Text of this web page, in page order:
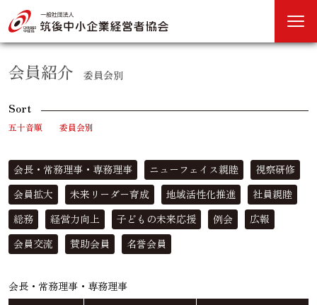
会員紹介 委員会別
会長・常務理事・専務理事 ニューフェイス親睦
視察研修
会員拡大
未来リーダー育成 地域活性化推進
社員親睦
総務
経営力向上 子どもの未来応援 例会
広報
会員交流
賛助会員 名誉会員
会長・常務理事・専務理事
Sort
五十音順 委員会別